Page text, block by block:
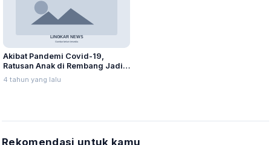
Akibat Pandemi Covid-19,
Ratusan Anak di Rembang Jadi
Yatim Piatu
4 tahun yang lalu
Rekomendasi untuk kamu